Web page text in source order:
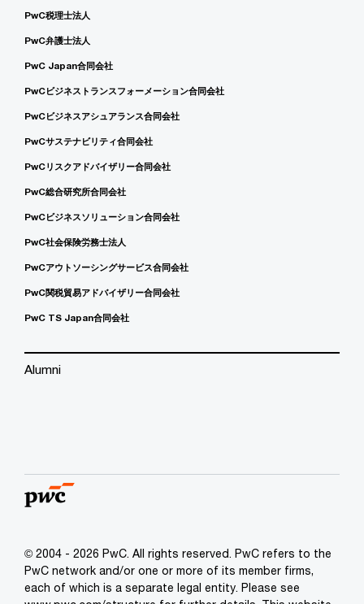
PwC税理士法人
PwC弁護士法人
PwC Japan合同会社
PwCビジネストランスフォーメーション合同会社
PwCビジネスアシュアランス合同会社
PwCサステナビリティ合同会社
PwCリスクアドバイザリー合同会社
PwC総合研究所合同会社
PwCビジネスソリューション合同会社
PwC社会保険労務士法人
PwCアウトソーシングサービス合同会社
PwC関税貿易アドバイザリー合同会社
PwC TS Japan合同会社
Alumni
© 2004 - 2026 PwC. All rights reserved. PwC refers to the
PwC network and/or one or more of its member firms,
each of which is a separate legal entity. Please see